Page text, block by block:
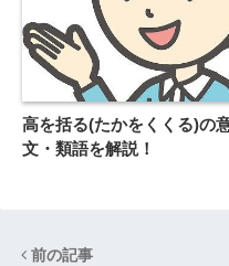
高を括る(たかをくくる)の
文・類語を解説！
前の記事